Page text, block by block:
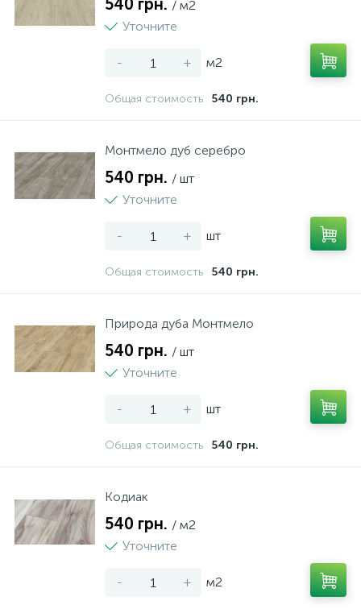
540 грн. / м2
Уточните
- + м2
Общая стоимость 540 грн.
Монтмело дуб серебро
540 грн. / шт
Уточните
- + шт
Общая стоимость 540 грн.
Природа дуба Монтмело
540 грн. / шт
Уточните
- + шт
Общая стоимость 540 грн.
Кодиак
540 грн. / м2
Уточните
- + м2